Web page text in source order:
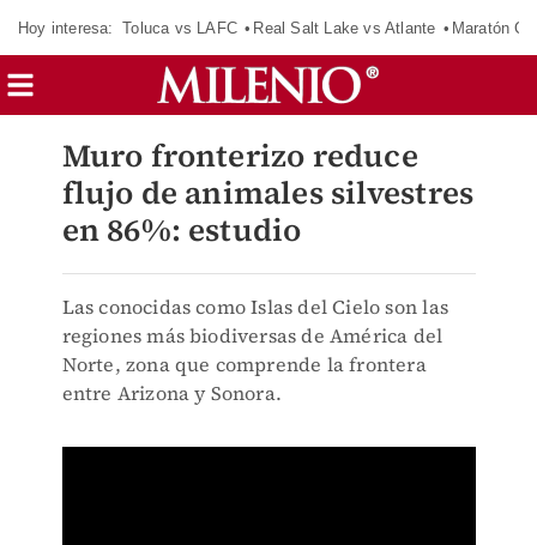
Hoy interesa: Toluca vs LAFC Real Salt Lake vs Atlante Maratón
Muro fronterizo reduce
flujo de animales silvestres
en 86%: estudio
Las conocidas como Islas del Cielo son las
regiones más biodiversas de América del
Norte, zona que comprende la frontera
entre Arizona y Sonora.